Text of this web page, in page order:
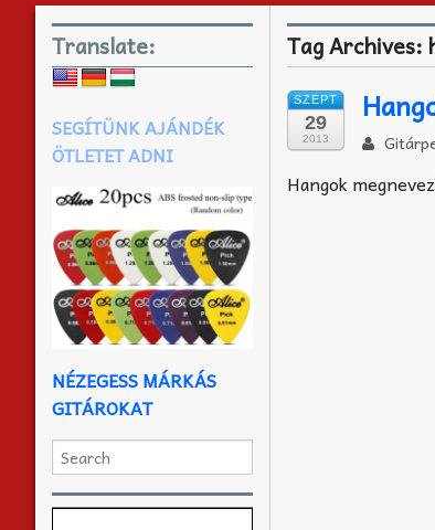
Tag Archives:
SZEPT
29
2013
Hangok
Translate:
SEGÍTÜNK AJÁNDÉK
ÖTLETET ADNI
NÉZEGESS MÁRKÁS
GITÁROKAT